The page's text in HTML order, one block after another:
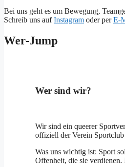
Bei uns geht es um Bewegung,
Schreib uns aufInstagram oder perE-
Wer-Jump
Wer sind wir?
Wir sind ein queerer
offiziell der Verein Sportclub
Was uns wichtig ist: Sport
Offenheit, die sie